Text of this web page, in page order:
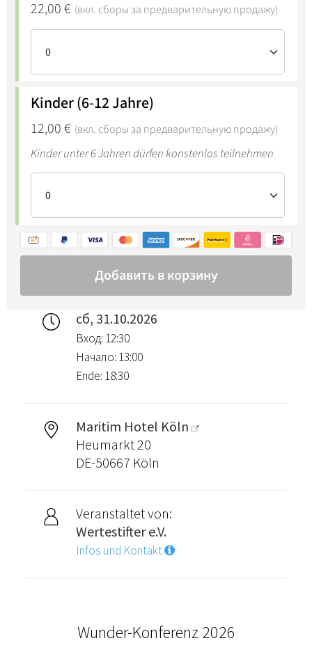
сб, 31.10.2026
Вход: 12:30
Начало: 13:00
Ende: 18:30
Maritim Hotel Köln
Heumarkt 20
DE-50667 Köln
Veranstaltet von:
Wertestifter e.V.
Infos und Kontakt
Wunder-Konferenz 2026